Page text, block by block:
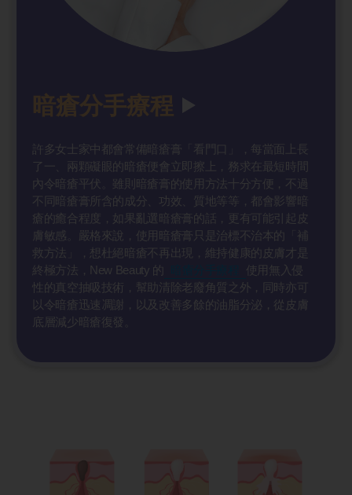
暗瘡分手療程
許多女士家中都會常備暗瘡膏「看門口」，每當面上長
了一、兩顆礙眼的暗瘡便會立即擦上，務求在最短時間
內令暗瘡平伏。雖則暗瘡膏的使用方法十分方便，不過
不同暗瘡膏所含的成分、功效、質地等等，都會影響暗
瘡的癒合程度，如果亂選暗瘡膏的話，更有可能引起皮
膚敏感。嚴格來說，使用暗瘡膏只是治標不治本的「補
救方法」，想杜絕暗瘡不再出現，維持健康的皮膚才是
終極方法，New Beauty 的
使用無入侵
性的真空抽吸技術，幫助清除老廢角質之外，同時亦可
以令暗瘡迅速凋謝，以及改善多餘的油脂分泌，從皮膚
底層減少暗瘡復發。